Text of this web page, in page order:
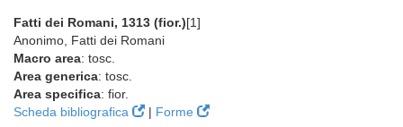
Fatti dei Romani, 1313 (fior.)[1]
Anonimo, Fatti dei Romani
Macro area: tosc.
Area generica: tosc.
Area specifica: fior.
Scheda bibliografica
| Forme